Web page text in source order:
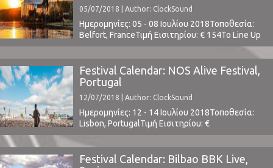
05/07/2018 | Author: ClockSound
Ημερομηνίες: 05 - 08 Ιουλίου 2018Τοποθεσία:
Belfort, FranceΤιμή Εισιτηρίου: € 154Το Line Up
περιλαμβάνει: www.eurockeennes.fr ⁪
Festival Calendar: NOS Alive Festival,
Portugal
12/07/2018 | Author: ClockSound
Ημερομηνίες: 12 - 14 Ιουλίου 2018Τοποθεσία:
Lisbon, PortugalΤιμή Εισιτηρίου: €
129Χωρητικότητα: 50,000Το Line Up
περιλαμβάνει:Alice in Chains, At The Drive In,
Beatriz Pessoa, Bernardo, Chvrches, Dead
Festival Calendar: Bilbao BBK Live,